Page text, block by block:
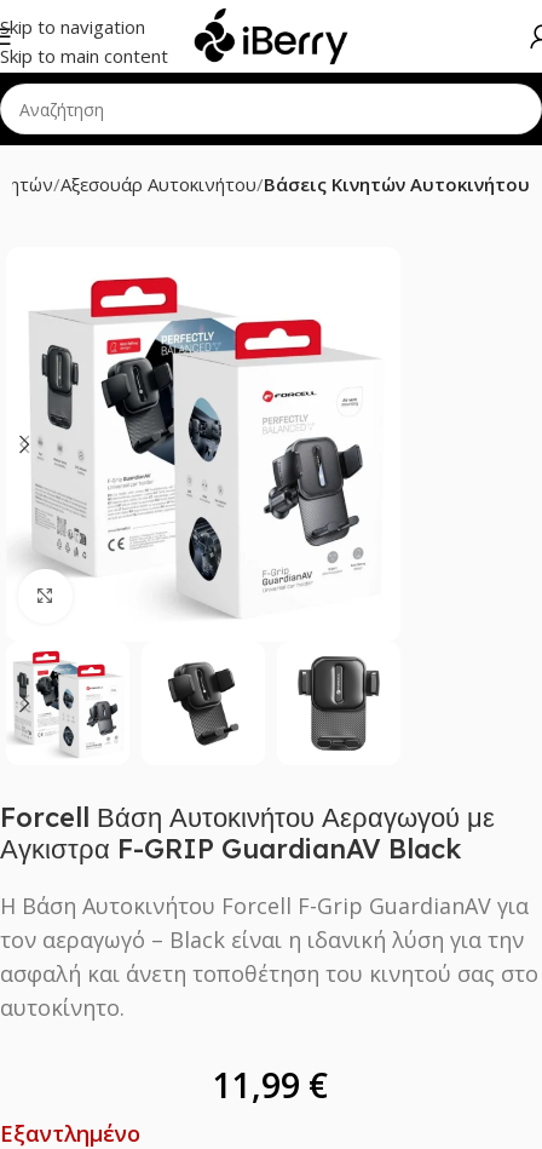
Skip to navigation
Skip to main content
Αξεσουάρ Αυτοκινήτου Βάσεις Κινητών Αυτοκινήτου
Click to enlarge
Forcell Βάση Αυτοκινήτου Αεραγωγού με
Αγκιστρα F-GRIP GuardianAV Black
Η Βάση Αυτοκινήτου Forcell F-Grip GuardianAV για
τον αεραγωγό – Black είναι η ιδανική λύση για την
ασφαλή και άνετη τοποθέτηση του κινητού σας στο
αυτοκίνητο.
11,99 €
Εξαντλημένο